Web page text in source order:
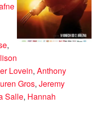
,
Lovein, Anthony
Gros, Jeremy
Salle, Hannah